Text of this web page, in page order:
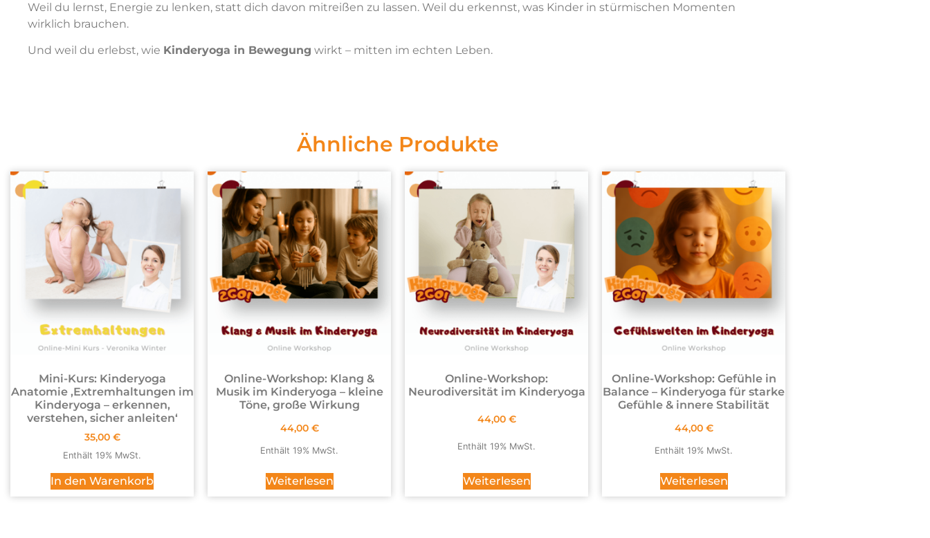
Weil du lernst, Energie zu lenken, statt dich davon mitreißen zu lassen. Weil du erkennst, was Kinder in stürmischen Momenten
wirklich brauchen.
Und weil du erlebst, wie Kinderyoga in Bewegung wirkt – mitten im echten Leben.
Ähnliche Produkte
Mini-Kurs: Kinderyoga
Anatomie ,Extremhaltungen im
Kinderyoga – erkennen,
verstehen, sicher anleiten‘
35,00 €
Enthält 19% MwSt.
In den Warenkorb
Online-Workshop: Klang &
Musik im Kinderyoga – kleine
Töne, große Wirkung
44,00 €
Enthält 19% MwSt.
Weiterlesen
Online-Workshop:
Neurodiversität im Kinderyoga
44,00 €
Enthält 19% MwSt.
Weiterlesen
Online-Workshop: Gefühle in
Balance – Kinderyoga für starke
Gefühle & innere Stabilität
44,00 €
Enthält 19% MwSt.
Weiterlesen